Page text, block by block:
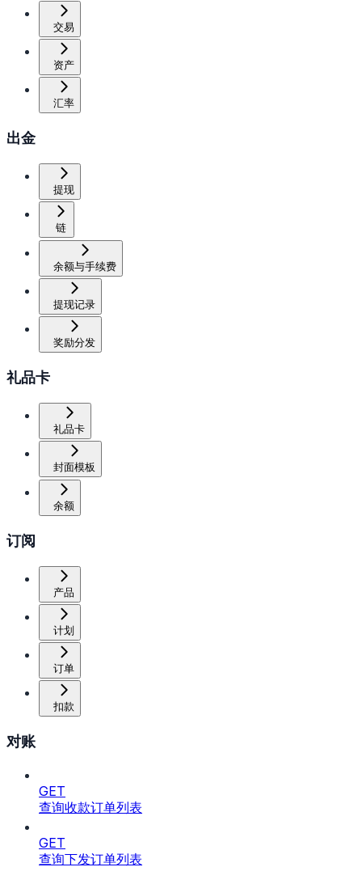
交易
资产
汇率
出金
提现
链
余额与手续费
提现记录
奖励分发
礼品卡
礼品卡
封面模板
余额
订阅
产品
计划
订单
扣款
对账
GET
查询收款订单列表
GET
查询下发订单列表